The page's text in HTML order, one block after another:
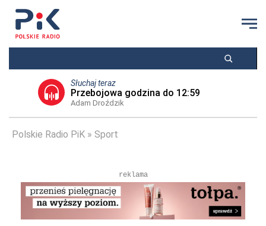
Słuchaj teraz
Przebojowa godzina do 12:59
Adam Droździk
Polskie Radio PiK Sport
reklama